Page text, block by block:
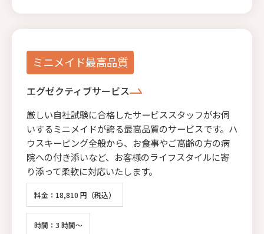
ミニメイド最高品質
エグゼクティブサービス
厳しい自社試験に合格したサービススタッフがお伺
いするミニメイドが誇る最高品質のサービスです。ハ
ウスキーピング全般から、お食事やご高齢の方の病
院への付き添いなど、お客様のライフスタイルに寄
り添って柔軟に対応いたします。
料金：18,810 円（税込）
時間：3 時間～